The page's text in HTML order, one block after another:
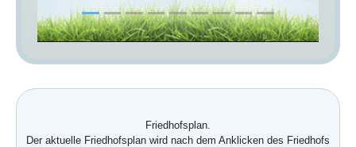
Friedhofsplan.
Der aktuelle Friedhofsplan wird nach dem Anklicken des Friedhofs